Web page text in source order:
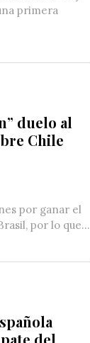
primera
duelo al
Chile
por ganar el
por lo que...
del